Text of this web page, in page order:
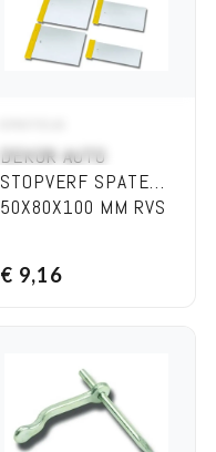
DEKOR AUTO
STOPVERF SPATEL,
50X80X100 MM RVS
€ 9,16